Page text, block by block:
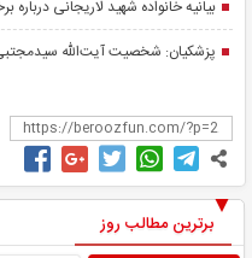
بیانیه خانواده شهید لاریجانی
پزشکیان: شخصیت آیت‌الله
برترین مطالب روز